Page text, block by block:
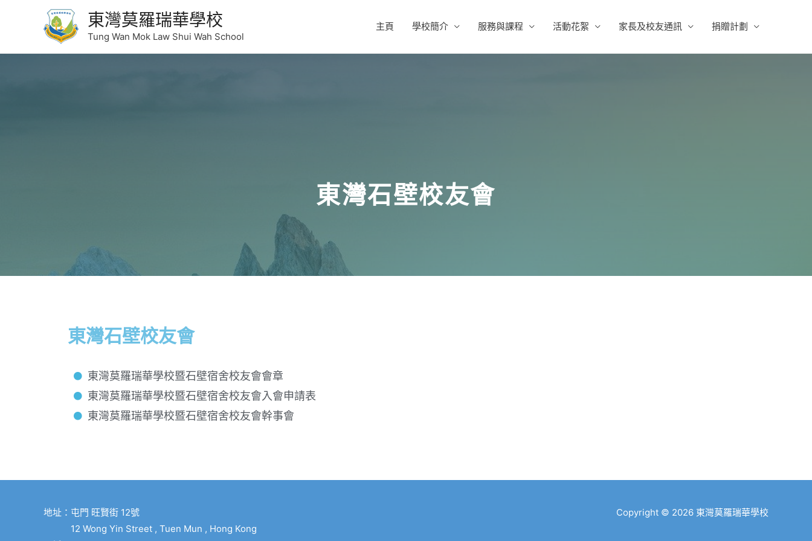
東灣莫羅瑞華學校
Tung Wan Mok Law Shui Wah School
主頁 學校簡介 服務與課程 活動花絮 家長及校友通訊 捐贈計劃
東灣石壁校友會
東灣石壁校友會​
東灣莫羅瑞華學校暨石壁宿舍校友會會章
東灣莫羅瑞華學校暨石壁宿舍校友會入會申請表
東灣莫羅瑞華學校暨石壁宿舍校友會幹事會
地址：屯門 旺賢街 12號
12 Wong Yin Street , Tuen Mun , Hong Kong
Copyright © 2026 東灣莫羅瑞華學校